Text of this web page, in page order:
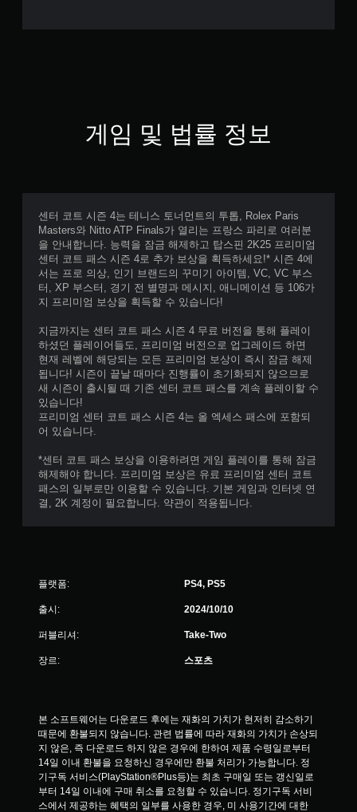
게임 및 법률 정보
센터 코트 시즌 4는 테니스 토너먼트의 투톱, Rolex Paris
Masters와 Nitto ATP Finals가 열리는 프랑스 파리로 여러분
을 안내합니다. 능력을 잠금 해제하고 탑스핀 2K25 프리미엄
센터 코트 패스 시즌 4로 추가 보상을 획득하세요!* 시즌 4에
서는 프로 의상, 인기 브랜드의 꾸미기 아이템, VC, VC 부스
터, XP 부스터, 경기 전 별명과 메시지, 애니메이션 등 106가
지 프리미엄 보상을 획득할 수 있습니다!
지금까지는 센터 코트 패스 시즌 4 무료 버전을 통해 플레이
하셨던 플레이어들도, 프리미엄 버전으로 업그레이드 하면
현재 레벨에 해당되는 모든 프리미엄 보상이 즉시 잠금 해제
됩니다! 시즌이 끝날 때마다 진행률이 초기화되지 않으므로
새 시즌이 출시될 때 기존 센터 코트 패스를 계속 플레이할 수
있습니다!
프리미엄 센터 코트 패스 시즌 4는 올 엑세스 패스에 포함되
어 있습니다.
*센터 코트 패스 보상을 이용하려면 게임 플레이를 통해 잠금
해제해야 합니다. 프리미엄 보상은 유료 프리미엄 센터 코트
패스의 일부로만 이용할 수 있습니다. 기본 게임과 인터넷 연
결, 2K 계정이 필요합니다. 약관이 적용됩니다.
플랫폼: PS4, PS5
출시: 2024/10/10
퍼블리셔: Take-Two
장르: 스포츠
본 소프트웨어는 다운로드 후에는 재화의 가치가 현저히 감소하기
때문에 환불되지 않습니다. 관련 법률에 따라 재화의 가치가 손상되
지 않은, 즉 다운로드 하지 않은 경우에 한하여 제품 수령일로부터
14일 이내 환불을 요청하신 경우에만 환불 처리가 가능합니다. 정
기구독 서비스(PlayStation®Plus등)는 최초 구매일 또는 갱신일로
부터 14일 이내에 구매 취소를 요청할 수 있습니다. 정기구독 서비
스에서 제공하는 혜택의 일부를 사용한 경우, 미 사용기간에 대한